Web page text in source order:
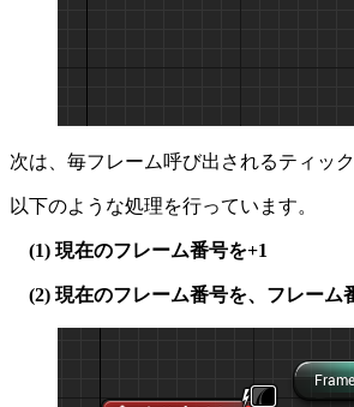
次は、毎フレーム呼び出されるティック
以下のような処理を行っています。
(1) 現在のフレーム番号を+1
(2) 現在のフレーム番号を、フレーム